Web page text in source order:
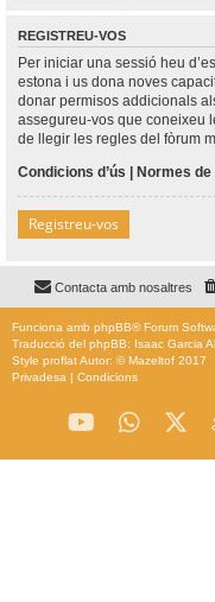
REGISTREU-VOS
Per iniciar una sessió heu
estona i us dona noves
donar permisos addicionals
assegureu-vos que coneixeu
de llegir les regles del fòrum
Condicions d’ús
Normes
Registreu-vos
Contacta amb nosaltres
Funciona amb phpBB® Forum
Traducció del phpBB: Isaac Garcia
Style proflatAutor: © Mazeltof 2017
Privadesa
Condicions